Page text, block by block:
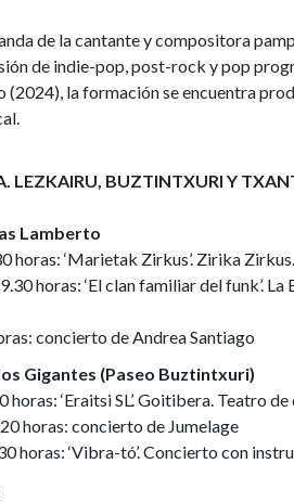
de la cantante y compositora
de indie-pop, post-rock y pop
(2024), la formación se encuentra
LEZKAIRU, BUZTINTXURI Y
Lamberto
horas: ‘Marietak Zirkus’. Zirika
horas: ‘El clan familiar del funk’.
concierto de Andrea Santiago
Gigantes (Paseo Buztintxuri)
‘Eraitsi SL’. Goitibera. Teatro
horas: concierto de Jumelage
horas: ‘Vibra-tó’. Concierto con